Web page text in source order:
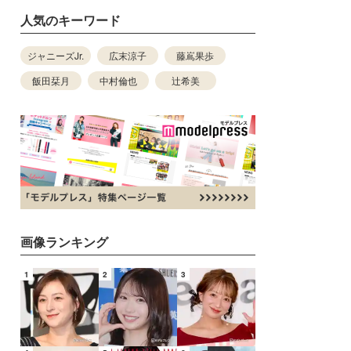
人気のキーワード
ジャニーズJr. 広末涼子
藤嶌果歩
飯田栞月
中村倫也 辻希美
画像ランキング
1 2 3